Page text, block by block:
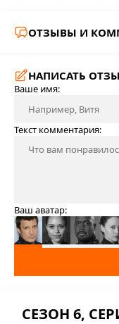
ОТЗЫВЫ И
НАПИСАТЬ
Ваше имя:
Текст комментария:
Ваш аватар:
СЕЗОН 6,